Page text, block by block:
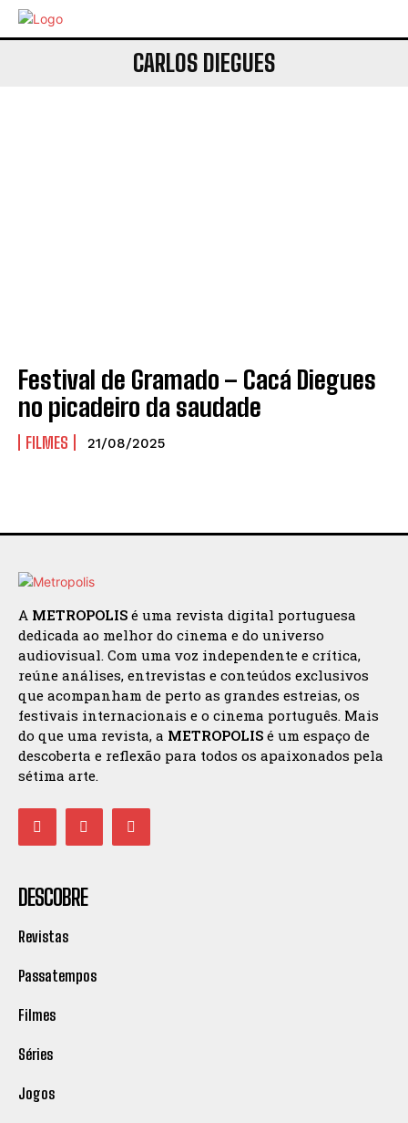
CARLOS DIEGUES
Festival de Gramado – Cacá Diegues
no picadeiro da saudade
FILMES 21/08/2025
A METROPOLIS é uma revista digital portuguesa
dedicada ao melhor do cinema e do universo
audiovisual. Com uma voz independente e crítica,
reúne análises, entrevistas e conteúdos exclusivos
que acompanham de perto as grandes estreias, os
festivais internacionais e o cinema português. Mais
do que uma revista, a METROPOLIS é um espaço de
descoberta e reflexão para todos os apaixonados pela
sétima arte.
DESCOBRE
Revistas
Passatempos
Filmes
Séries
Jogos